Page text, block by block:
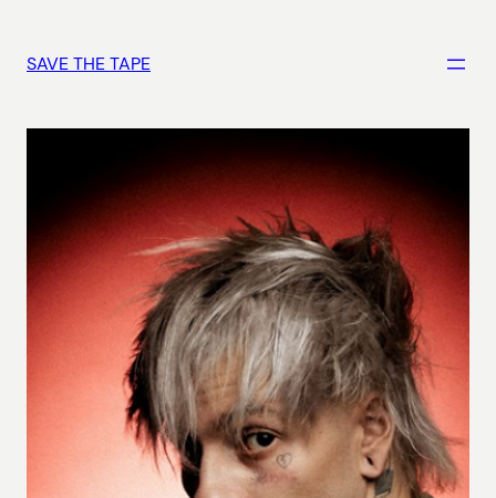
contenuto
SAVE THE TAPE